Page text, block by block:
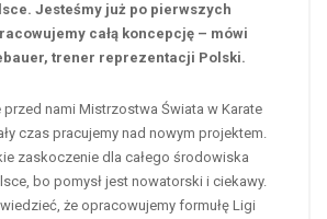
Jesteśmy już po pierwszych
całą koncepcję – mówi
trener reprezentacji Polski.
nami Mistrzostwa Świata w Karate
czas pracujemy nad nowym projektem.
zaskoczenie dla całego środowiska
bo pomysł jest nowatorski i ciekawy.
że opracowujemy formułę Ligi